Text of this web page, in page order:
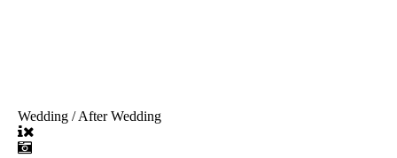
Wedding / After Wedding